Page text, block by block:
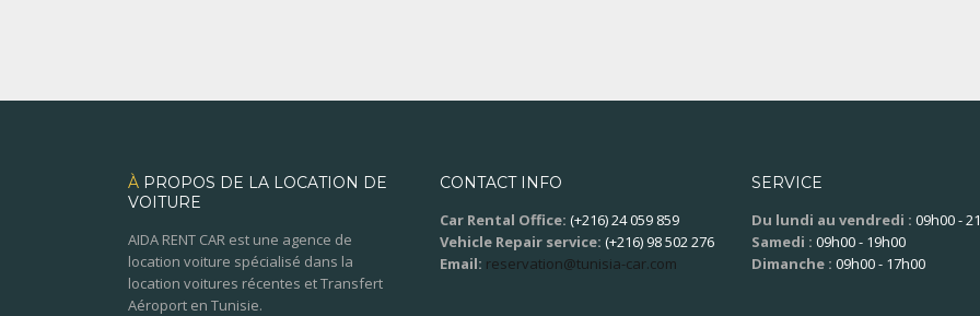
À PROPOS DE LA LOCATION DE
VOITURE
AIDA RENT CAR est une agence de
location voiture spécialisé dans la
location voitures récentes et Transfert
Aéroport en Tunisie.
CONTACT INFO
Car Rental Office: (+216) 24 059 859
Vehicle Repair service: (+216) 98 502 276
Email: reservation@tunisia-car.com
SERVICE
Du lundi au vendredi : 09h00 -
Samedi : 09h00 - 19h00
Dimanche : 09h00 - 17h00